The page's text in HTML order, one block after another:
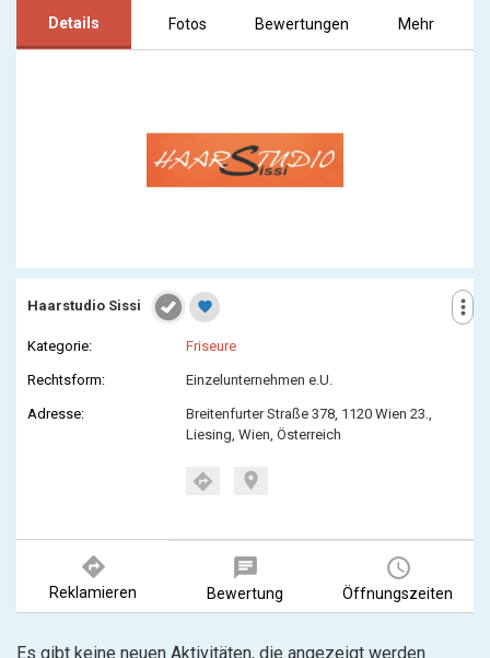
Details Fotos Bewertungen Mehr
more_vert
Haarstudio Sissi favorite
Kategorie: Friseure
Rechtsform: Einzelunternehmen e.U.
Adresse:
Breitenfurter Straße 378, 1120 Wien 23.,
Liesing, Wien, Österreich
directions location_on
directions
Reklamieren
chat
Bewertung
query_builder
Öffnungszeiten
Es gibt keine neuen Aktivitäten, die angezeigt werden